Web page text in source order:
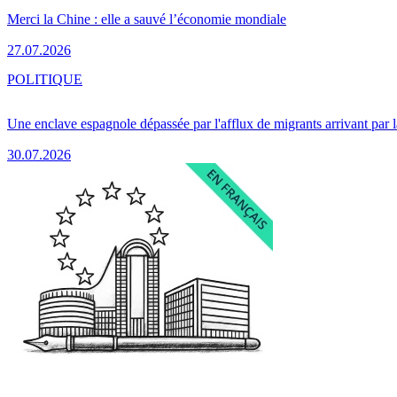
Merci la Chine : elle a sauvé l’économie mondiale
27.07.2026
Une enclave espagnole dépassée par l'afflux de migrants arrivant par
30.07.2026
POLITIQUE